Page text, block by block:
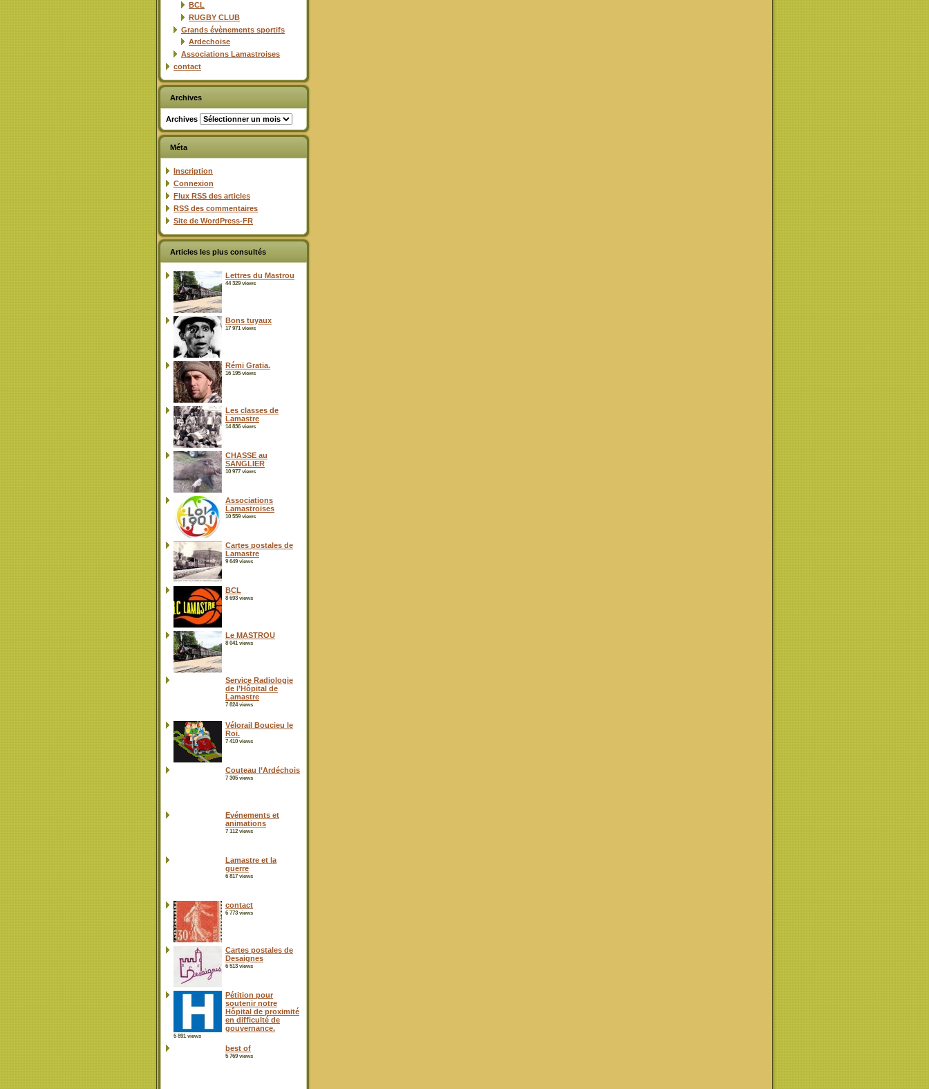
BCL
RUGBY CLUB
Grands évènements sportifs
Ardechoise
Associations Lamastroises
contact
Archives
Archives
Méta
Inscription
Connexion
Flux RSS des articles
RSS des commentaires
Site de WordPress-FR
Articles les plus consultés
Lettres du Mastrou
44 329 views
Bons tuyaux
17 971 views
Rémi Gratia.
16 195 views
Les classes de
Lamastre
14 836 views
CHASSE au
SANGLIER
10 977 views
Associations
Lamastroises
10 559 views
Cartes postales de
Lamastre
9 649 views
BCL
8 693 views
Le MASTROU
8 041 views
Service Radiologie
de l’Hôpital de
Lamastre
7 824 views
Vélorail Boucieu le
Roi.
7 410 views
Couteau l’Ardéchois
7 305 views
Evénements et
animations
7 112 views
Lamastre et la
guerre
6 817 views
contact
6 773 views
Cartes postales de
Desaignes
6 513 views
Pétition pour
soutenir notre
Hôpital de proximité
en difficulté de
gouvernance.
5 891 views
best of
5 769 views